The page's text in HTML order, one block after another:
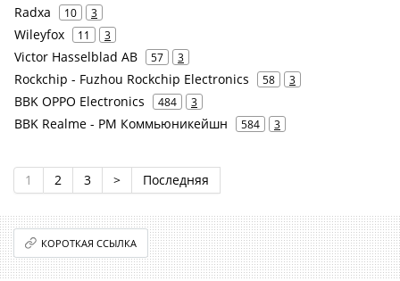
Radxa 10 3
Wileyfox 11 3
Victor Hasselblad AB 57 3
Rockchip - Fuzhou Rockchip Electronics 58 3
BBK OPPO Electronics 484 3
BBK Realme - РМ Коммьюникейшн 584 3
1 2 3 > Последняя
КОРОТКАЯ ССЫЛКА